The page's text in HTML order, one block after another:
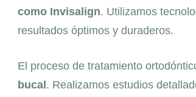
como Invisalign. Utilizamos
resultados óptimos y duraderos.
El proceso de tratamiento
bucal . Realizamos estudios